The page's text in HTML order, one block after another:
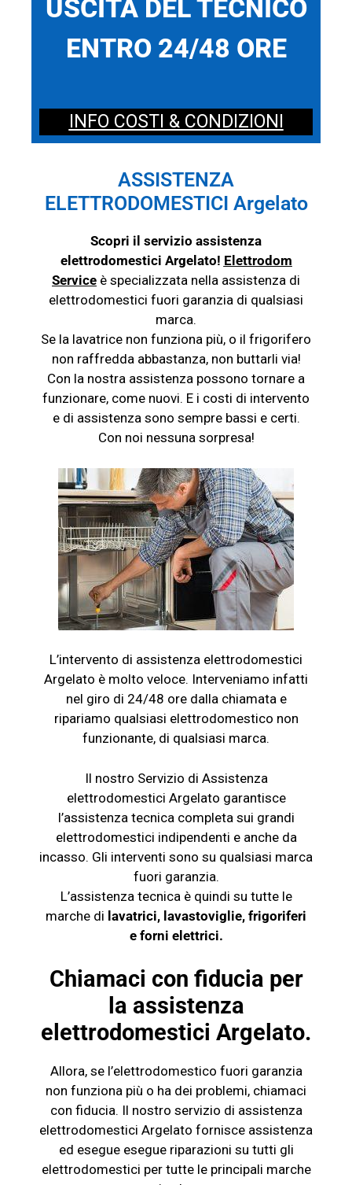
USCITA DEL TECNICO
ENTRO 24/48 ORE
INFO COSTI & CONDIZIONI
ASSISTENZA
ELETTRODOMESTICI Argelato
Scopri il servizio assistenza
elettrodomestici Argelato! Elettrodom
Service è specializzata nella assistenza di
elettrodomestici fuori garanzia di qualsiasi
marca.
Se la lavatrice non funziona più, o il frigorifero
non raffredda abbastanza, non buttarli via!
Con la nostra assistenza possono tornare a
funzionare, come nuovi. E i costi di intervento
e di assistenza sono sempre bassi e certi.
Con noi nessuna sorpresa!
L’intervento di assistenza elettrodomestici
Argelato è molto veloce. Interveniamo infatti
nel giro di 24/48 ore dalla chiamata e
ripariamo qualsiasi elettrodomestico non
funzionante, di qualsiasi marca.
Il nostro Servizio di Assistenza
elettrodomestici Argelato garantisce
l’assistenza tecnica completa sui grandi
elettrodomestici indipendenti e anche da
incasso. Gli interventi sono su qualsiasi marca
fuori garanzia.
L’assistenza tecnica è quindi su tutte le
marche di lavatrici, lavastoviglie, frigoriferi
e forni elettrici.
Chiamaci con fiducia per
la assistenza
elettrodomestici Argelato.
Allora, se l’elettrodomestico fuori garanzia
non funziona più o ha dei problemi, chiamaci
con fiducia. Il nostro servizio di assistenza
elettrodomestici Argelato fornisce assistenza
ed esegue esegue riparazioni su tutti gli
elettrodomestici per tutte le principali marche